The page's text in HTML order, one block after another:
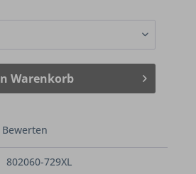
Warenkorb
Bewerten
802060-729XL